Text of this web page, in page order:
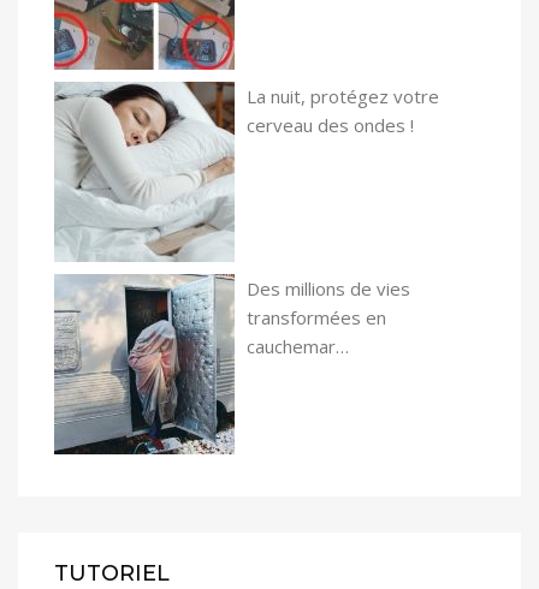
La nuit, protégez votre
cerveau des ondes !
Des millions de vies
transformées en
cauchemar…
TUTORIEL